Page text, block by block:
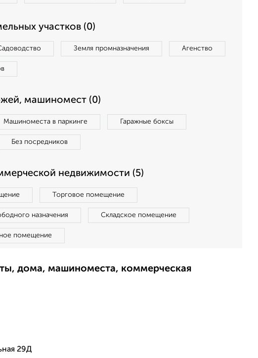
участков (0)
Земля промназначения Агенство
машиномест (0)
Машиноместа в паркинге Гаражные боксы
Без посредников
недвижимости (5)
Торговое помещение
назначения Складское помещение
помещение
дома, машиноместа, коммерческая
29Д